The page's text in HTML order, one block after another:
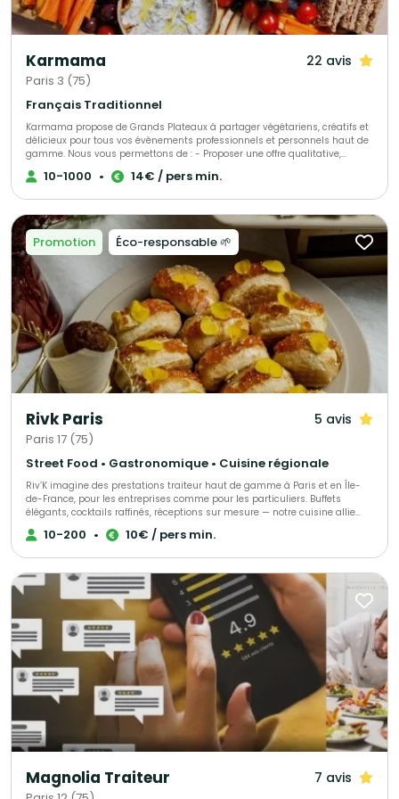
Karmama 22 avis
Paris 3 (75)
Français Traditionnel
Karmama propose de Grands Plateaux à partager végétariens, créatifs et
délicieux pour tous vos évènements professionnels et personnels haut de
gamme. Nous vous permettons de : - Proposer une offre qualitative,
originale, savoureuse - Diviser par deux votre empreinte carbone par
rapport à un traiteur plus traditionnel - Satisfaire simplement tous les
10-1000 • 14€ / pers min.
Promotion Éco-responsable 🌱
Rivk Paris 5 avis
Paris 17 (75)
Street Food • Gastronomique • Cuisine régionale
Riv’K imagine des prestations traiteur haut de gamme à Paris et en Île-
de-France, pour les entreprises comme pour les particuliers. Buffets
élégants, cocktails raffinés, réceptions sur mesure — notre cuisine allie
générosité, précision et influences levantines. Traiteur parisien à votre
écoute, nous nous adaptons à toutes vos envies et à chaque occasion.
alimentaires. Pour compléter votre expérience, nous offrons également
une sélection de boissons maison, préparées avec soin.
10-200 • 10€ / pers min.
Magnolia Traiteur 7 avis